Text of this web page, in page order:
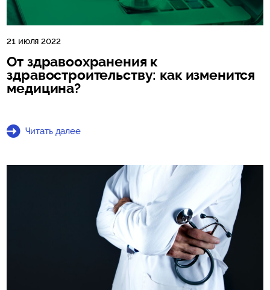
21 июля 2022
От здравоохранения к
здравостроительству: как изменится
медицина?
Читать далее